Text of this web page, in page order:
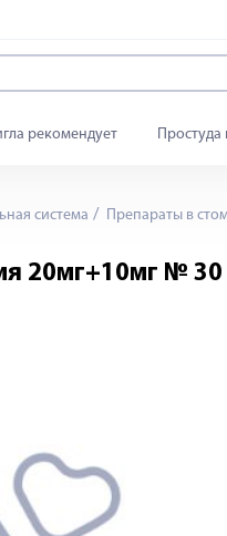
рекомендует Простуда
система Препараты в
20мг+10мг № 30